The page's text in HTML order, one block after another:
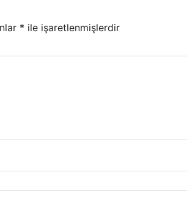
* ile işaretlenmişlerdir